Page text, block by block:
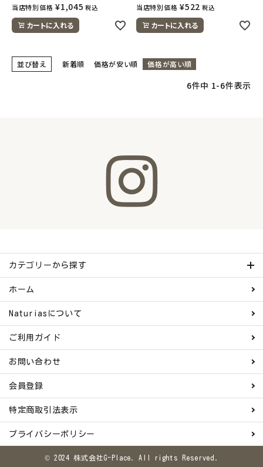
当店特別価格 ¥1,045 税込
カートに入れる
当店特別価格 ¥522 税込
カートに入れる
並び替え 新着順 価格が安い順 価格が高い順
6件中 1-6件表示
カテゴリーから探す
ホーム
Naturiasについて
ご利用ガイド
お問い合わせ
会員登録
特定商取引法表示
プライバシーポリシー
© 2024 株式会社G-Place. All rights Reserved.